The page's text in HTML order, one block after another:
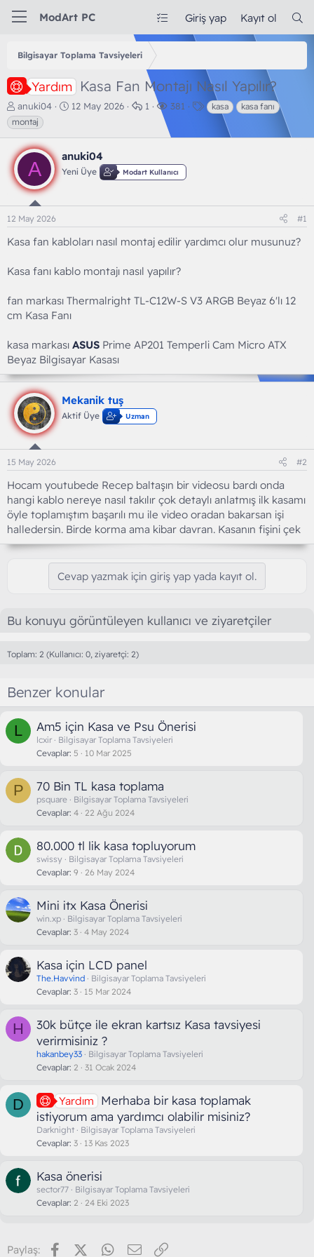
ModArt PC Giriş yap Kayıt ol
Bilgisayar Toplama Tavsiyeleri
Yardım Kasa Fan Montajı Nasıl Yapılır?
K
o
n
u
y
u
b
a
ş
a
a
anuki04
B
a
n
ç
r
h
12 May 2026
C
l
a
1
G
t
ü
e
381
E
r
kasa
kasa fanı
montaj
A
anuki04
Yeni Üye Modart Kullanıcı
12 May 2026 #1
Kasa fan kabloları nasıl montaj edilir yardımcı olur musunuz?
Kasa fanı kablo montajı nasıl yapılır?
fan markası Thermalright TL-C12W-S V3 ARGB Beyaz 6'lı 12
cm Kasa Fanı
kasa markası ASUS Prime AP201 Temperli Cam Micro ATX
Beyaz Bilgisayar Kasası
Mekanik tuş
Aktif Üye Uzman
15 May 2026 #2
Hocam youtubede Recep baltaşın bir videosu bardı onda
hangi kablo nereye nasıl takılır çok detaylı anlatmış ilk kasamı
öyle toplamıştım başarılı mu ile video oradan bakarsan işi
halledersin. Birde korma ama kibar davran. Kasanın fişini çek
Cevap yazmak için giriş yap yada kayıt ol.
Bu konuyu görüntüleyen kullanıcı ve ziyaretçiler
Toplam: 2 (Kullanıcı: 0, ziyaretçi: 2)
Benzer konular
L Am5 için Kasa ve Psu Önerisi
lcxir
Bilgisayar Toplama Tavsiyeleri
Cevaplar 5 10 Mar 2025
P 70 Bin TL kasa toplama
psquare
Bilgisayar Toplama Tavsiyeleri
Cevaplar 4 22 Ağu 2024
80.000 tl lik kasa topluyorum
swissy
Bilgisayar Toplama Tavsiyeleri
Cevaplar 9 26 May 2024
Mini itx Kasa Önerisi
win.xp
Bilgisayar Toplama Tavsiyeleri
Cevaplar 3 4 May 2024
Kasa için LCD panel
The.Havvind
Bilgisayar Toplama Tavsiyeleri
Cevaplar 3 15 Mar 2024
H
30k bütçe ile ekran kartsız Kasa tavsiyesi
verirmisiniz ?
hakanbey33
Bilgisayar Toplama Tavsiyeleri
Cevaplar 2 31 Ocak 2024
D Yardım
Merhaba bir kasa toplamak
istiyorum ama yardımcı olabilir misiniz?
Darknight
Bilgisayar Toplama Tavsiyeleri
Cevaplar 3 13 Kas 2023
Kasa önerisi
sector77
Bilgisayar Toplama Tavsiyeleri
Cevaplar 2 24 Eki 2023
Paylaş: FacebookX (Twitter)WhatsApp
E-posta